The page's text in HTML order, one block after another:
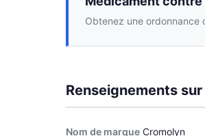
Obtenez une ordonnance
Renseignements
Nom de marque Cromolyn